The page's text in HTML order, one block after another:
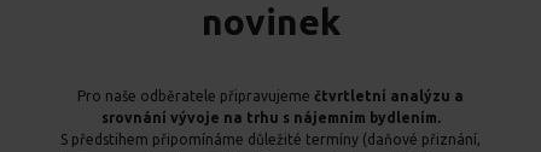
novinek
Pro naše odběratele připravujeme čtvrtletní analýzu a
srovnání vývoje na trhu s nájemním bydlením.
S předstihem připomínáme důležité termíny (daňové přiznání,